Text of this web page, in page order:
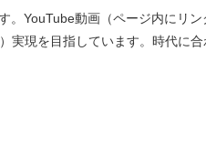
。YouTube動画（ページ内にリン
実現を目指しています。時代に